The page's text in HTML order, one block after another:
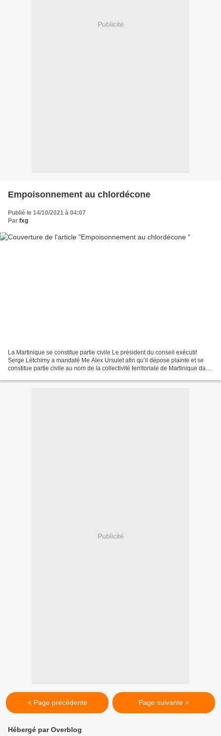
Publicité
Empoisonnement au chlordécone
Publié le 14/10/2021 à 04:07
Par fxg
La Martinique se constitue partie civile Le président du conseil exécutif
Serge Létchimy a mandaté Me Alex Ursulet afin qu’il dépose plainte et se
constitue partie civile au nom de la collectivité territoriale de Martinique dans
Publicité
< Page précédente Page suivante >
Hébergé par Overblog